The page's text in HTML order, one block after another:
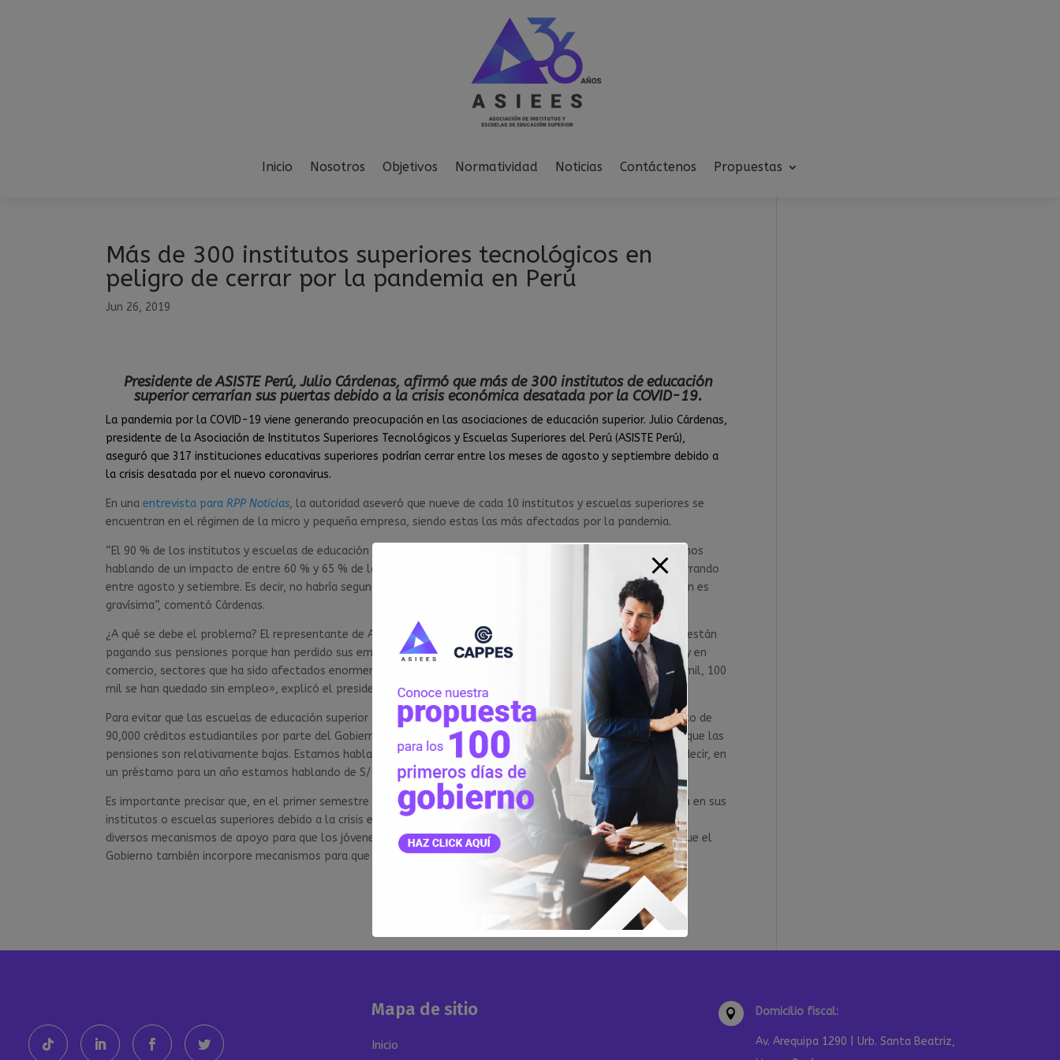
Inicio Nosotros Objetivos Normatividad Noticias Contáctenos Propuestas
Más de 300 institutos superiores tecnológicos en
peligro de cerrar por la pandemia en Perú
Jun 26, 2019
Presidente de ASISTE Perú, Julio Cárdenas, afirmó que más de 300 institutos de educación
superior cerrarían sus puertas debido a la crisis económica desatada por la COVID-19.
La pandemia por la COVID-19 viene generando preocupación en las asociaciones de educación superior. Julio Cárdenas,
presidente de la Asociación de Institutos Superiores Tecnológicos y Escuelas Superiores del Perú (ASISTE Perú),
aseguró que 317 instituciones educativas superiores podrían cerrar entre los meses de agosto y septiembre debido a
la crisis desatada por el nuevo coronavirus.
En unaentrevista paraRPP Noticias, la autoridad aseveró que nueve de cada 10 institutos y escuelas superiores se
encuentran en el régimen de la micro y pequeña empresa, siendo estas las más afectadas por la pandemia.
“El 90 % de los institutos y escuelas de educación superior a nivel nacional es micro y pequeña empresa. Estamos
hablando de un impacto de entre 60 % y 65 % de los 487 institutos y escuelas a nivel nacional que estarían cerrando
entre agosto y setiembre. Es decir, no habría segundo semestre para estas instituciones educativas. La situación es
gravísima”, comentó Cárdenas.
¿A qué se debe el problema? El representante de ASISTE Perú afirma que alrededor de 100,000 estudiantes no están
pagando sus pensiones porque han perdido sus empleos. “Estos chicos trabajan en restaurantes, en hotelería y en
comercio, sectores que ha sido afectados enormemente por la pandemia. De este 50 %, que serían 160 o 170 mil, 100
mil se han quedado sin empleo», explicó el presidente de ASISTE Perú.
Para evitar que las escuelas de educación superior cierren sus operaciones, ASISTE Perú plantea el otorgamiento de
90,000 créditos estudiantiles por parte del Gobierno. “La gran ventaja de la educación superior tecnológica es que las
pensiones son relativamente bajas. Estamos hablando de una pensión promedio de S/ 500 a nivel nacional. Es decir, en
un préstamo para un año estamos hablando de S/ 5000 por crédito en promedio”, sentenció Julio Cárdenas.
Es importante precisar que, en el primer semestre del año, alrededor de 65,000 estudiantes no se matricularon en sus
institutos o escuelas superiores debido a la crisis económica. Las casas de estudios superiores implementaron
diversos mecanismos de apoyo para que los jóvenes puedan seguir sus estudios. Sin embargo, es importante que el
Gobierno también incorpore mecanismos para que el sector se dinamice.
Mapa de sitio
Inicio
 Domicilio fiscal:
Av. Arequipa 1290 | Urb. Santa Beatriz,